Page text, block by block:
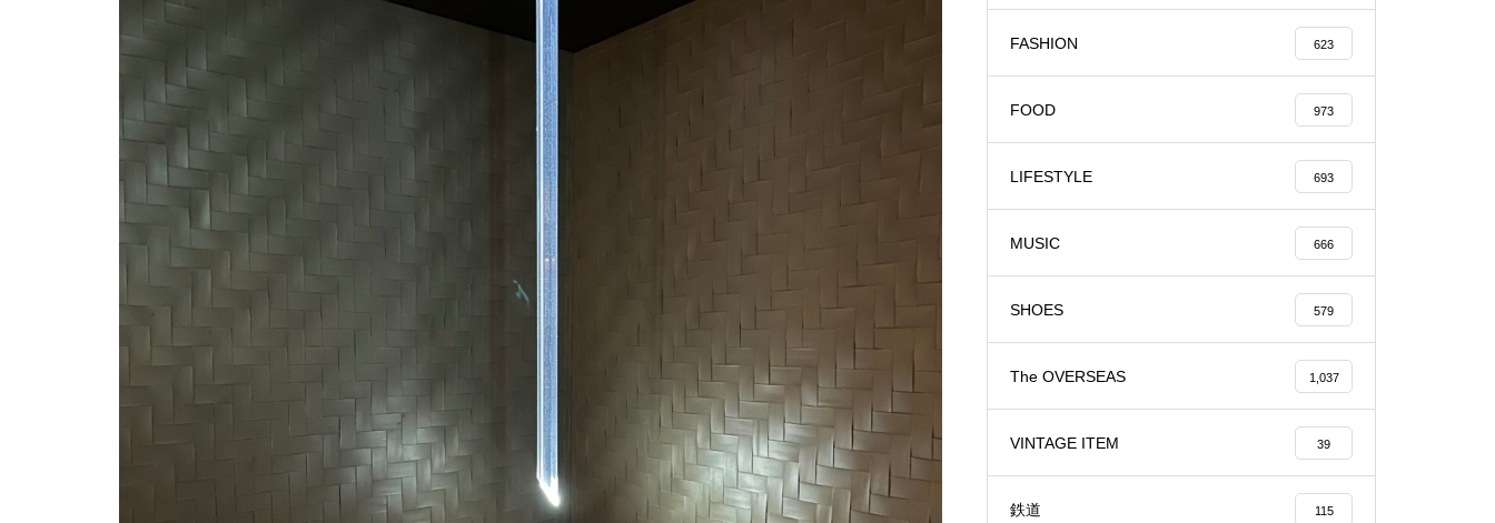
FASHION 623
FOOD 973
LIFESTYLE 693
MUSIC 666
SHOES 579
The OVERSEAS 1,037
VINTAGE ITEM 39
鉄道 115